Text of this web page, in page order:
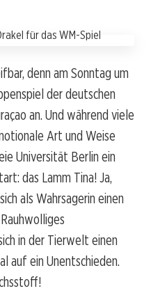
denn am Sonntag um
der deutschen
an. Und während viele
Art und Weise
Universität Berlin ein
das Lamm Tina! Ja,
als Wahrsagerin einen
in der Tierwelt einen
auf ein Unentschieden.